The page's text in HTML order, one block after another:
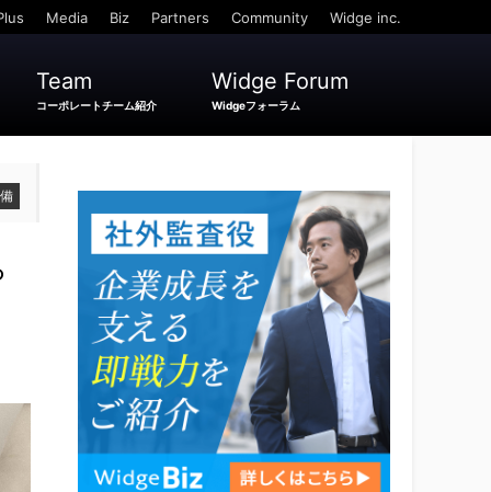
Media Biz Partners Community Widge inc.
Team
コーポレートチーム紹介
Widge Forum
Widgeフォーラム